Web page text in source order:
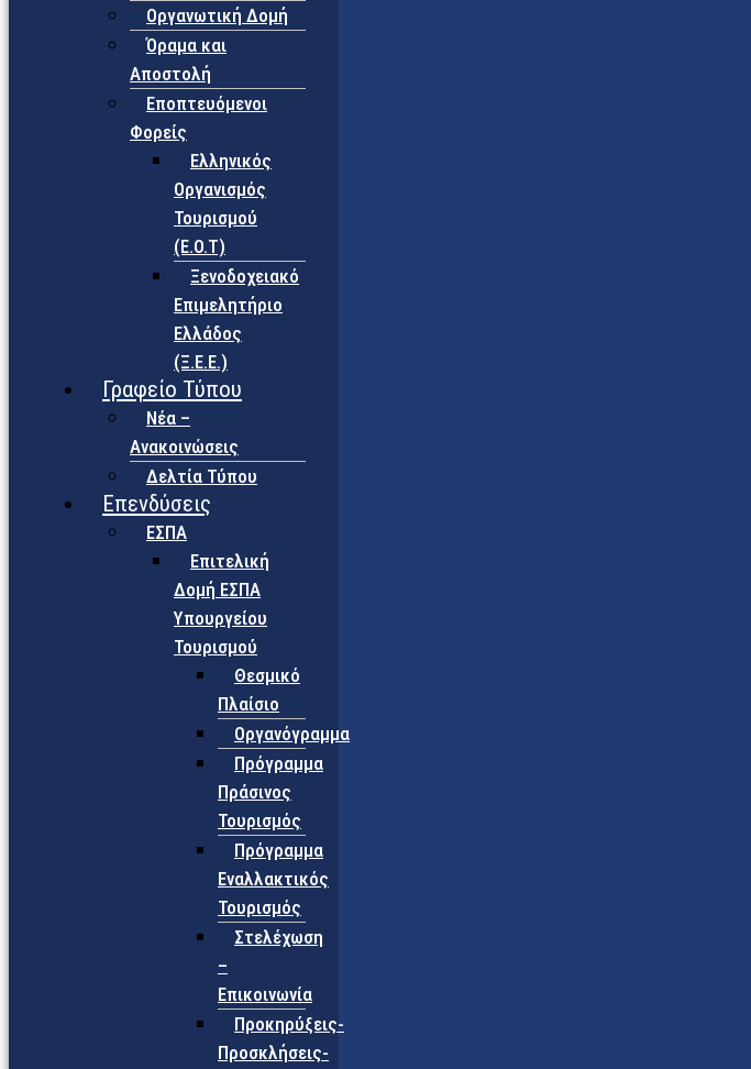
Οργανωτική Δομή
Όραμα και
Αποστολή
Εποπτευόμενοι
Φορείς
Eλληνικός
Οργανισμός
Τουρισμού
(Ε.Ο.Τ)
Ξενοδοχειακό
Επιμελητήριο
Ελλάδος
(Ξ.Ε.Ε.)
Γραφείο Τύπου
Νέα –
Ανακοινώσεις
Δελτία Τύπου
Επενδύσεις
ΕΣΠΑ
Επιτελική
Δομή ΕΣΠΑ
Υπουργείου
Τουρισμού
Θεσμικό
Πλαίσιο
Οργανόγραμμα
Πρόγραμμα
Πράσινος
Τουρισμός
Πρόγραμμα
Εναλλακτικός
Τουρισμός
Στελέχωση
–
Επικοινωνία
Προκηρύξεις-
Προσκλήσεις-